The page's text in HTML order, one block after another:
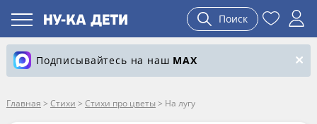
Поиск
Подписывайтесь на наш MAX
Главная > Стихи > Стихи про цветы > На лугу